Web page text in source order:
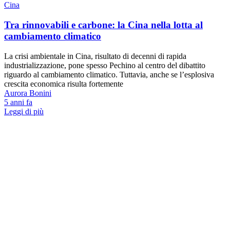
Cina
Tra rinnovabili e carbone: la Cina nella lotta al
cambiamento climatico
La crisi ambientale in Cina, risultato di decenni di rapida
industrializzazione, pone spesso Pechino al centro del dibattito
riguardo al cambiamento climatico. Tuttavia, anche se l’esplosiva
crescita economica risulta fortemente
Aurora Bonini
5 anni fa
Leggi di più